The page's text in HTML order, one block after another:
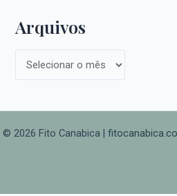
Arquivos
© 2026 Fito Canabica |